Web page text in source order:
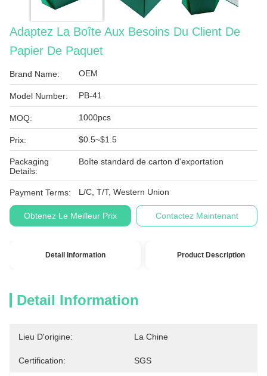
Adaptez La Boîte Aux Besoins Du Client De
Papier De Paquet
Brand Name: OEM
Model Number: PB-41
MOQ: 1000pcs
Prix: $0.5~$1.5
Packaging
Details:
Boîte standard de carton d'exportation
Payment Terms: L/C, T/T, Western Union
Obtenez Le Meilleur Prix Contactez Maintenant
Detail Information Product Description
Detail Information
Lieu D'origine: La Chine
Certification: SGS